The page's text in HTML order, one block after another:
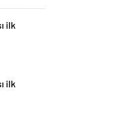
ilk
ilk